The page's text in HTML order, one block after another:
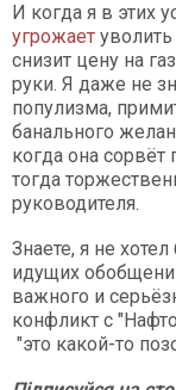
И когда я в этих
угрожает
снизит цену на
руки. Я даже не
популизма,
банального
когда она сорвёт
тогда
руководителя.
Знаете, я не
идущих
важного и
конфликт с
"это какой-то